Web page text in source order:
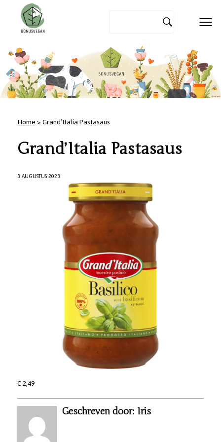
Home> Grand’Italia Pastasaus
Grand’Italia Pastasaus
3 AUGUSTUS 2023
€ 2,49
Geschreven door: Iris